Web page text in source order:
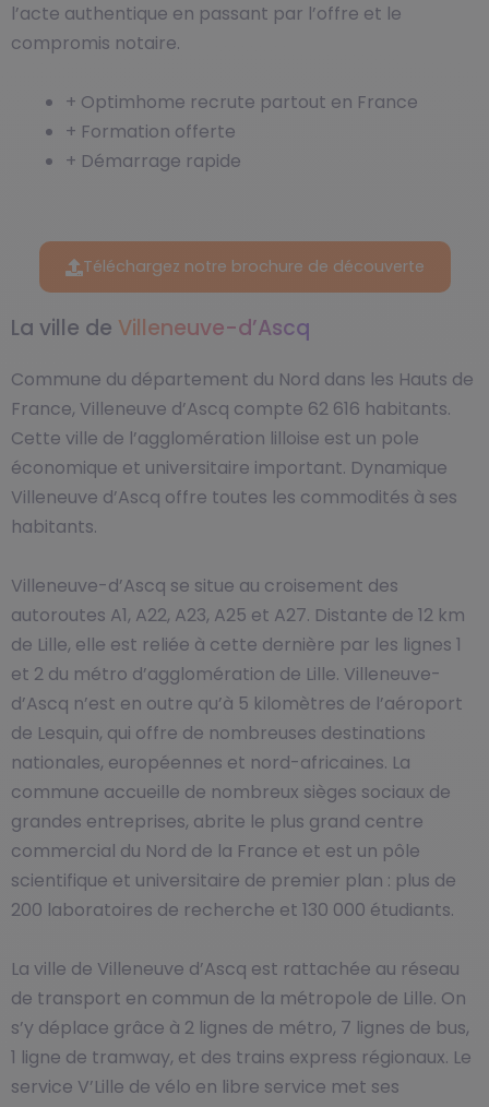
l’acte authentique en passant par l’offre et le
compromis notaire.
+ Optimhome recrute partout en France
+ Formation offerte
+ Démarrage rapide
Téléchargez notre brochure de découverte
La ville de Villeneuve-d’Ascq
Commune du département du Nord dans les Hauts de
France, Villeneuve d’Ascq compte 62 616 habitants.
Cette ville de l’agglomération lilloise est un pole
économique et universitaire important. Dynamique
Villeneuve d’Ascq offre toutes les commodités à ses
habitants.
Villeneuve-d’Ascq se situe au croisement des
autoroutes A1, A22, A23, A25 et A27. Distante de 12 km
de Lille, elle est reliée à cette dernière par les lignes 1
et 2 du métro d’agglomération de Lille. Villeneuve-
d’Ascq n’est en outre qu’à 5 kilomètres de l’aéroport
de Lesquin, qui offre de nombreuses destinations
nationales, européennes et nord-africaines. La
commune accueille de nombreux sièges sociaux de
grandes entreprises, abrite le plus grand centre
commercial du Nord de la France et est un pôle
scientifique et universitaire de premier plan : plus de
200 laboratoires de recherche et 130 000 étudiants.
La ville de Villeneuve d’Ascq est rattachée au réseau
de transport en commun de la métropole de Lille. On
s’y déplace grâce à 2 lignes de métro, 7 lignes de bus,
1 ligne de tramway, et des trains express régionaux. Le
service V’Lille de vélo en libre service met ses